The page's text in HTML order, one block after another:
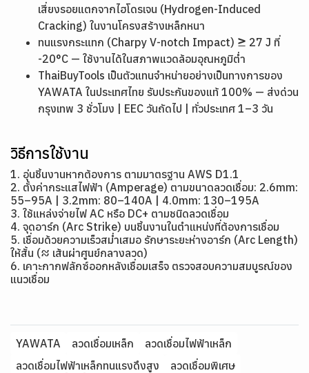
เสี่ยงรอยแตกจากไฮโดรเจน (Hydrogen-Induced
Cracking) ในงานโครงสร้างเหล็กหนา
ทนแรงกระแทก (Charpy V-notch Impact) ≥ 27 J ที่
-20°C — ใช้งานได้ในสภาพแวดล้อมอุณหภูมิต่ำ
ThaiBuyTools เป็นตัวแทนจำหน่ายอย่างเป็นทางการของ
YAWATA ในประเทศไทย รับประกันของแท้ 100% — ส่งด่วน
กรุงเทพ 3 ชั่วโมง | EEC วันถัดไป | ทั่วประเทศ 1–3 วัน
วิธีการใช้งาน
1. อุ่นชิ้นงานหากต้องการ ตามมาตรฐาน AWS D1.1
2. ตั้งค่ากระแสไฟฟ้า (Amperage) ตามขนาดลวดเชื่อม: 2.6mm:
55–95A | 3.2mm: 80–140A | 4.0mm: 130–195A
3. ใช้แหล่งจ่ายไฟ AC หรือ DC+ ตามชนิดลวดเชื่อม
4. จุดอาร์ก (Arc Strike) บนชิ้นงานในตำแหน่งที่ต้องการเชื่อม
5. เชื่อมด้วยความเร็วสม่ำเสมอ รักษาระยะห่างอาร์ก (Arc Length)
ให้สั้น (≈ เส้นผ่าศูนย์กลางลวด)
6. เคาะกากฟลักซ์ออกหลังเชื่อมเสร็จ ตรวจสอบความสมบูรณ์ของ
แนวเชื่อม
YAWATA ลวดเชื่อมเหล็ก
ลวดเชื่อมไฟฟ้าเหล็ก
ลวดเชื่อมไฟฟ้าเหล็กทนแรงดึงสูง
ลวดเชื่อมพิเศษ